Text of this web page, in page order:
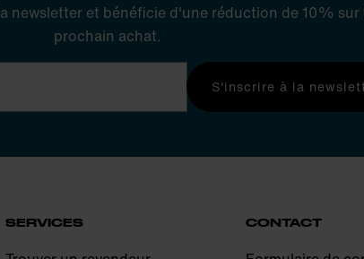
newsletter et bénéficie d'une réduction de 10% sur
prochain achat.
S'inscrire à la
SERVICES CONTACT